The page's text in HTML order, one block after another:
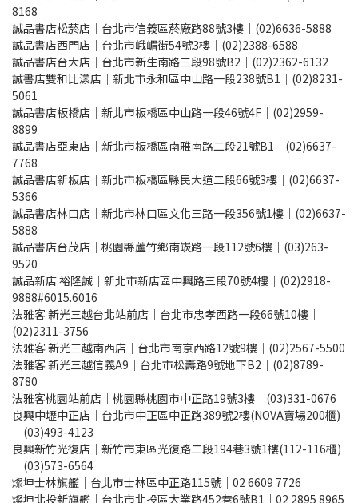
8168
誠品書店松菸店｜台北市信義區菸廠路88號3樓｜(02)6636-5888
誠品書店西門店｜台北市峨嵋街54號3樓｜(02)2388-6588
誠品書店台大店｜台北市新生南路三段98號B2｜(02)2362-6132
誠書店雙和比漾店｜新北市永和區中山路一段238號B1｜(02)8231-
5061
誠品書店板橋店｜新北市板橋區中山路一段46號4F｜(02)2959-
8899
誠品書店亞東店｜新北市板橋區南雅南路二段21號B1｜(02)6637-
7768
誠品書店新板店｜新北市板橋區縣民大道二段66號3樓｜(02)6637-
5366
誠品書店林口店｜新北市林口區文化三路一段356號1樓｜(02)6637-
5888
誠品書店台茂店｜桃園縣蘆竹鄉南崁路一段112號6樓｜(03)263-
9520
誠品新店 裕隆誠｜新北市新店區中興路三段70號4樓｜(02)2918-
9888#6015.6016
法雅客 新光三越台北站前店｜台北市忠孝西路一段66號10樓｜
(02)2311-3756
法雅客 新光三越南西店｜台北市南京西路12號9樓｜(02)2567-5500
法雅客 新光三越信義A9｜台北市松壽路9號地下B2｜(02)8789-
8780
法雅客桃園站前店｜桃園縣桃園市中正路19號3樓｜(03)331-0676
良興中壢中正店｜台北市中正區中正路389號2樓(NOVA賣場200櫃)
｜(03)493-4123
良興新竹光復店｜新竹市東區光復路二段194巷3號1樓(112-116櫃)
｜(03)573-6564
燦坤士林旗艦｜台北市士林區中正路115號｜02 6609 7726
燦坤北投新旗艦｜台北市北投區大業路452巷6號B1｜02 2895 8965